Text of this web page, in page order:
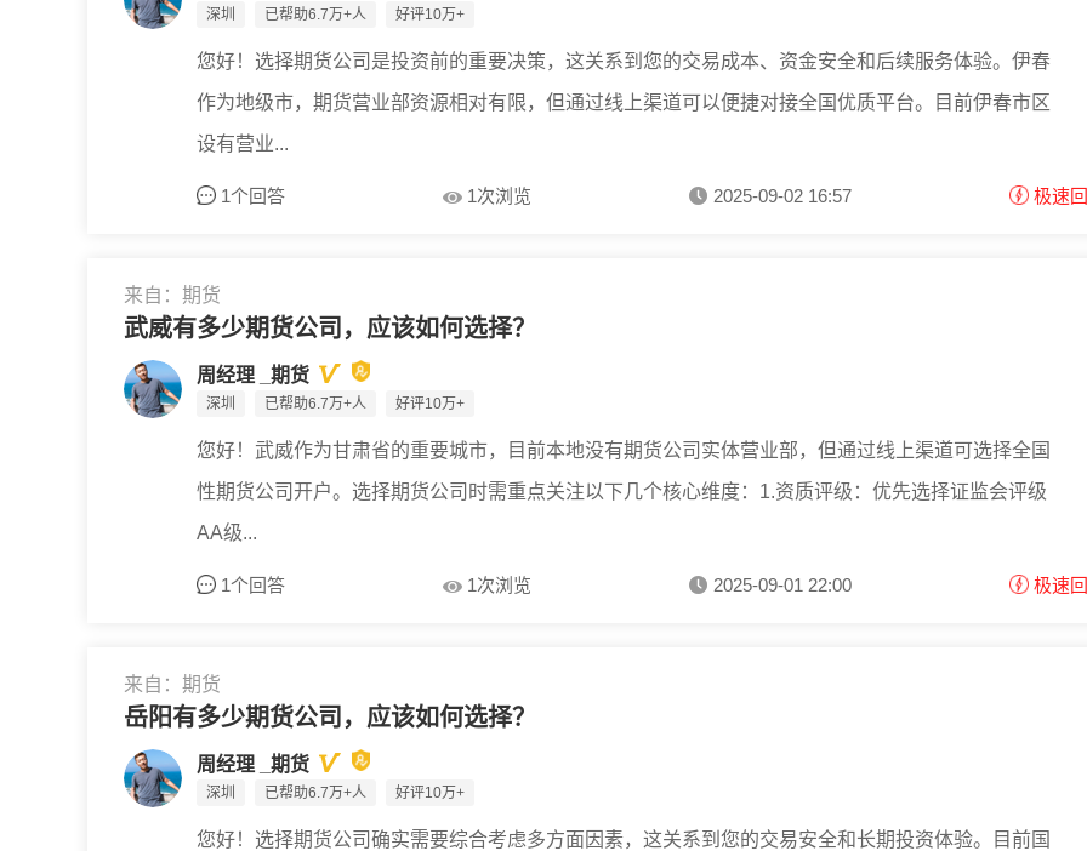
深圳 已帮助6.7万+人 好评10万+
您好！选择期货公司是投资前的重要决策，这关系到您的交易成本、资金安全和后续服务体验。伊春
作为地级市，期货营业部资源相对有限，但通过线上渠道可以便捷对接全国优质平台。目前伊春市区
设有营业...
1个回答 1次浏览 2025-09-02 16:57 极速
来自：期货
武威有多少期货公司，应该如何选择？
周经理 _期货
深圳 已帮助6.7万+人 好评10万+
您好！武威作为甘肃省的重要城市，目前本地没有期货公司实体营业部，但通过线上渠道可选择全国
性期货公司开户。选择期货公司时需重点关注以下几个核心维度：1.资质评级：优先选择证监会评级
AA级...
1个回答 1次浏览 2025-09-01 22:00 极速
来自：期货
岳阳有多少期货公司，应该如何选择？
周经理 _期货
深圳 已帮助6.7万+人 好评10万+
您好！选择期货公司确实需要综合考虑多方面因素，这关系到您的交易安全和长期投资体验。目前国